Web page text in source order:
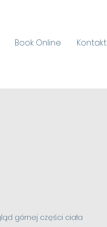
Book Online Kontakt
górnej części ciała